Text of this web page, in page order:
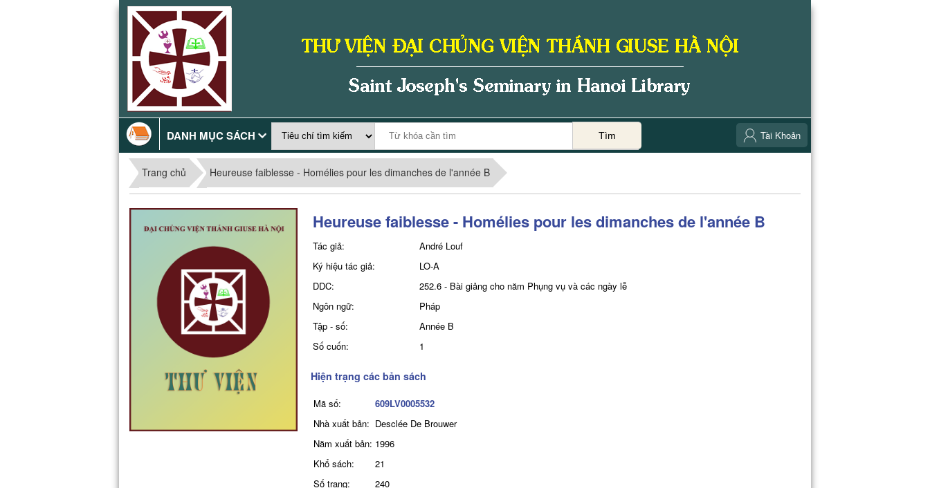
DANH MỤC SÁCH Tìm Tài Khoản
Trang chủ Heureuse faiblesse - Homélies pour les dimanches de l'année B
Heureuse faiblesse - Homélies pour les dimanches de l'année B
Tác giả:
André Louf
Ký hiệu tác giả:
LO-A
DDC:
252.6 - Bài giảng cho năm Phụng vụ và các ngày lễ
Ngôn ngữ:
Pháp
Tập - số:
Année B
Số cuốn:
1
Hiện trạng các bản sách
Mã số:
609LV0005532
Nhà xuất bản: Desclée De Brouwer
Năm xuất bản: 1996
Khổ sách:
21
Số trang:
240